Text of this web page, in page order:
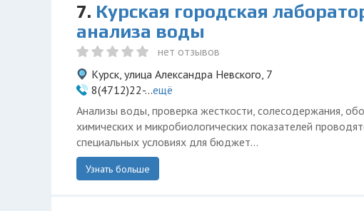
7. Курская городская
анализа воды
нет отзывов
Курск, улица Александра Невского, 7
8(4712)22-...ещё
Анализы воды, проверка жесткости, солесодержания,
химических и микробиологических показателей
специальных условиях для бюджет...
Узнать больше